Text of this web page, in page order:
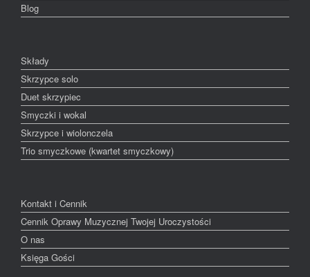
Blog
Składy
Skrzypce solo
Duet skrzypiec
Smyczki i wokal
Skrzypce i wiolonczela
Trio smyczkowe (kwartet smyczkowy)
Kontakt i Cennik
Cennik Oprawy Muzycznej Twojej Uroczystości
O nas
Księga Gości